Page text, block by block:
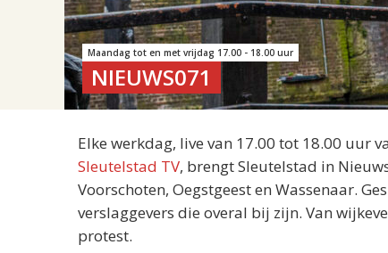
Maandag tot en met vrijdag 17.00 - 18.00 uur
NIEUWS071
Elke werkdag, live van 17.00 tot 18.00 uur
Sleutelstad TV, brengt Sleutelstad in
Voorschoten, Oegstgeest en Wassenaar.
verslaggevers die overal bij zijn. Van
protest.